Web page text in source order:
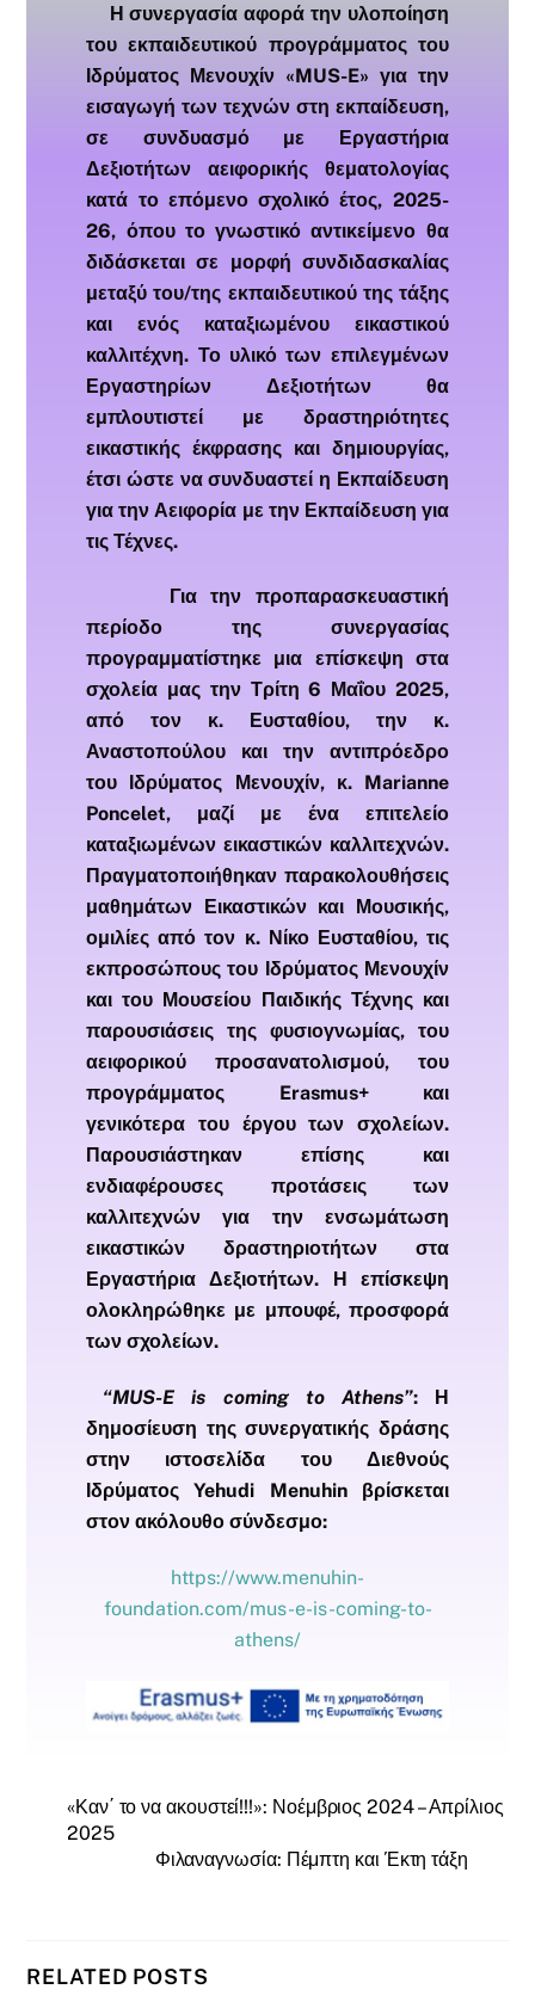
Η συνεργασία αφορά την υλοποίηση
του εκπαιδευτικού προγράμματος του
Ιδρύματος Μενουχίν «MUS-E» για την
εισαγωγή των τεχνών στη εκπαίδευση,
σε συνδυασμό με Εργαστήρια
Δεξιοτήτων αειφορικής θεματολογίας
κατά το επόμενο σχολικό έτος, 2025-
26, όπου το γνωστικό αντικείμενο θα
διδάσκεται σε μορφή συνδιδασκαλίας
μεταξύ του/της εκπαιδευτικού της τάξης
και ενός καταξιωμένου εικαστικού
καλλιτέχνη. Το υλικό των επιλεγμένων
Εργαστηρίων Δεξιοτήτων θα
εμπλουτιστεί με δραστηριότητες
εικαστικής έκφρασης και δημιουργίας,
έτσι ώστε να συνδυαστεί η Εκπαίδευση
για την Αειφορία με την Εκπαίδευση για
τις Τέχνες.
Για την προπαρασκευαστική
περίοδο της συνεργασίας
προγραμματίστηκε μια επίσκεψη στα
σχολεία μας την Τρίτη 6 Μαΐου 2025,
από τον κ. Ευσταθίου, την κ.
Αναστοπούλου και την αντιπρόεδρο
του Ιδρύματος Μενουχίν, κ. Marianne
Poncelet, μαζί με ένα επιτελείο
καταξιωμένων εικαστικών καλλιτεχνών.
Πραγματοποιήθηκαν παρακολουθήσεις
μαθημάτων Εικαστικών και Μουσικής,
ομιλίες από τον κ. Νίκο Ευσταθίου, τις
εκπροσώπους του Ιδρύματος Μενουχίν
και του Μουσείου Παιδικής Τέχνης και
παρουσιάσεις της φυσιογνωμίας, του
αειφορικού προσανατολισμού, του
προγράμματος Erasmus+ και
γενικότερα του έργου των σχολείων.
Παρουσιάστηκαν επίσης και
ενδιαφέρουσες προτάσεις των
καλλιτεχνών για την ενσωμάτωση
εικαστικών δραστηριοτήτων στα
Εργαστήρια Δεξιοτήτων. Η επίσκεψη
ολοκληρώθηκε με μπουφέ, προσφορά
των σχολείων.
“MUS-Eis coming to Athens”: Η
δημοσίευση της συνεργατικής δράσης
στην ιστοσελίδα του Διεθνούς
Ιδρύματος Yehudi Menuhin βρίσκεται
στον ακόλουθο σύνδεσμο:
https://www.menuhin-
foundation.com/mus-e-is-coming-to-
athens/
«Καν΄ το να ακουστεί!!!»: Νοέμβριος 2024 – Απρίλιος
2025
Φιλαναγνωσία: Πέμπτη και Έκτη τάξη
RELATED POSTS